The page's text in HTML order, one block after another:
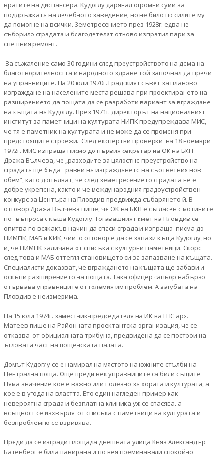
вратите на диспансера. Кудоглу дарявал огромни суми за
поддръжката на лечебното заведение, но не било по силите му
да помогне на всички. Земетресението през 1928г. едва не
съборило сградата и благодетелят отново изпратил пари за
спешния ремонт.
За съжаление само 30 години след преустройството на дома на
благотворителността и народното здраве той започнал да пречи
на управниците. На 20 юли 1970г. Градският съвет за планово
изграждане на населените места решава при проектирането на
разширението да пощата да се разработи вариант за вграждане
на къщата на Кудоглу. През 1971г. директорът на националният
институт за паметници на културата НИПК предупреждава МИС,
че тя е паметник на културата и не може да се променя при
предстоящите строежи. След експертни проверки на 18 ноември
1972г. МИС изпраща писмо до първия секретар на ОК на БКП
Дража Вълчева, че „разходите за цялостно преустройство на
сградата ще бъдат равни на изграждането на съответния нов
обем”, като допълват, че след земетресението сградата не е
добре укрепена, както и че международния градоустройствен
конкурс за Центъра на Пловдив предвижда събарянето й. В
отговор Дража Вълчева пише, че ОК на БКП е съгласен с мотивите
по въпроса с къща Кудоглу. Тогавашният кмет на Пловдив се
опитва по всякакъв начин да спаси сграда и изпраща писма до
НИМПК, МАБ и КИК, чиито отговор е да се запази къща Кудоглу, но
и, че НИМПК заличава от списъка с културни паметници. Скоро
след това и МАБ оттегля становището си за запазване на къщата.
Специалисти доказват, че вграждането на къщата ще забави и
оскъпи разширението на пощата. Така офицер сапьор набързо
отървава управниците от големия им проблем. А загубата на
Пловдив е неизмерима.
На 15 юли 1974г. заместник-председателя на ИК на ГНС арх.
Матеев пише на Районната проектантска организация, че се
отказва от официалната трибуна, предвидена да се построи на
ъгловата част на пощенската палата.
Домът Кудоглу се е намирал на мястото на южните стълби на
Централна поща. Още преди век управниците са били същите.
Няма значение кое е важно или полезно за хората и културата, а
кое е в угода на властта. Ето един нагледен пример как
невероятна сграда и безплатна клиника уж се спасява, а
всъщност се изхвърля от списъка с паметници на културата и
безпроблемно се взривява.
Преди да се изгради площада днешната улица Княз Александър
Батенберг е била павирана и по нея преминавали спокойно